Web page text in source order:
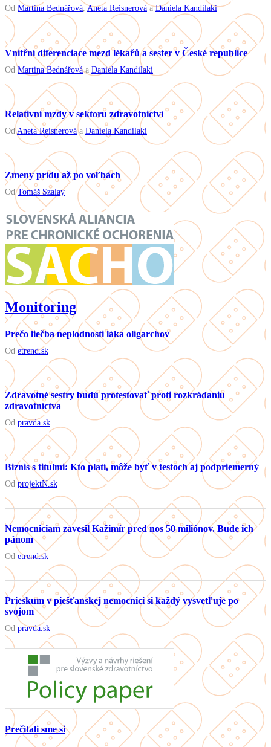
Od Martina Bednářová,Aneta ReisnerováaDaniela Kandilaki
Vnitřní diferenciace mezd lékařů a sester v České republice
OdMartina Bednářováa Daniela Kandilaki
Relativní mzdy v sektoru zdravotnictví
OdAneta Reisnerováa Daniela Kandilaki
Zmeny prídu až po voľbách
OdTomáš Szalay
Monitoring
Prečo liečba neplodnosti láka oligarchov
Od etrend.sk
Zdravotné sestry budú protestovať proti rozkrádaniu
zdravotníctva
Od pravda.sk
Biznis s titulmi: Kto platí, môže byť v testoch aj podpriemerný
OdprojektN.sk
Nemocniciam zavesil Kažimír pred nos 50 miliónov. Bude ich
pánom
Od etrend.sk
Prieskum v piešťanskej nemocnici si každý vysvetľuje po
svojom
Od pravda.sk
Prečítali sme si